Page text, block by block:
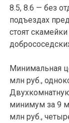
8.5, 8.6 — без
подъездах
стоят
Минимальная
млн руб.,
минимум за 9
млн руб.,